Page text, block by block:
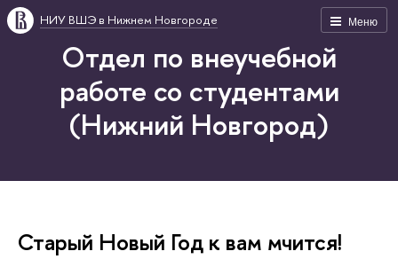
Меню
НИУ ВШЭ в Нижнем Новгороде
Отдел по внеучебной
работе со студентами
(Нижний Новгород)
Старый Новый Год к вам мчится!